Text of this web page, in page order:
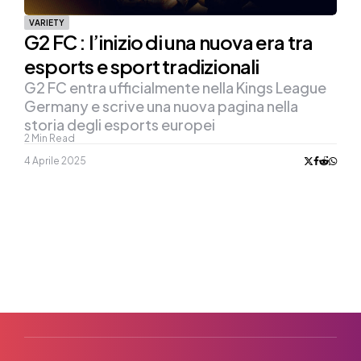
VARIETY
G2 FC : l’inizio di una nuova era tra
esports e sport tradizionali
2 Min Read
G2 FC entra ufficialmente nella Kings League
Germany e scrive una nuova pagina nella
storia degli esports europei
4 Aprile 2025